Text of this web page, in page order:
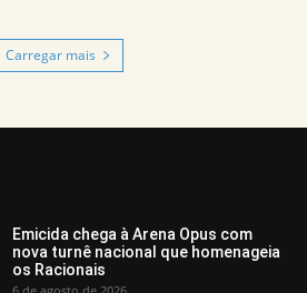
Carregar mais
Emicida chega à Arena Opus com
nova turnê nacional que homenageia
os Racionais
6 de agosto de 2026